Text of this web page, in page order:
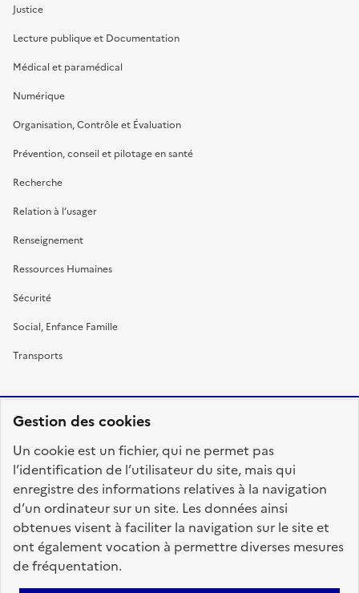
Gestion des cookies
Un cookie est un fichier, qui ne permet pas
l’identification de l’utilisateur du site, mais qui
enregistre des informations relatives à la navigation
d’un ordinateur sur un site. Les données ainsi
obtenues visent à faciliter la navigation sur le site et
ont également vocation à permettre diverses mesures
de fréquentation.
Justice
Lecture publique et Documentation
Médical et paramédical
Numérique
Organisation, Contrôle et Évaluation
Prévention, conseil et pilotage en santé
Recherche
Relation à l’usager
Renseignement
Ressources Humaines
Sécurité
Social, Enfance Famille
Transports
FRANÇAISE
fonction-publique.gouv.fr
legifrance.gouv.fr
gouvernement.fr